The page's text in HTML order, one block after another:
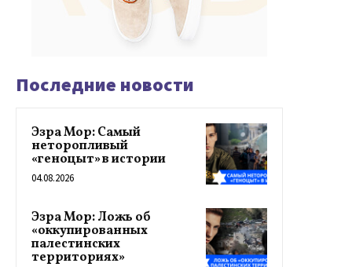
Последние новости
Эзра Мор: Самый
неторопливый
«геноцыт» в истории
04.08.2026
Эзра Мор: Ложь об
«оккупированных
палестинских
территориях»